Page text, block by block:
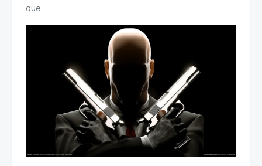
que…